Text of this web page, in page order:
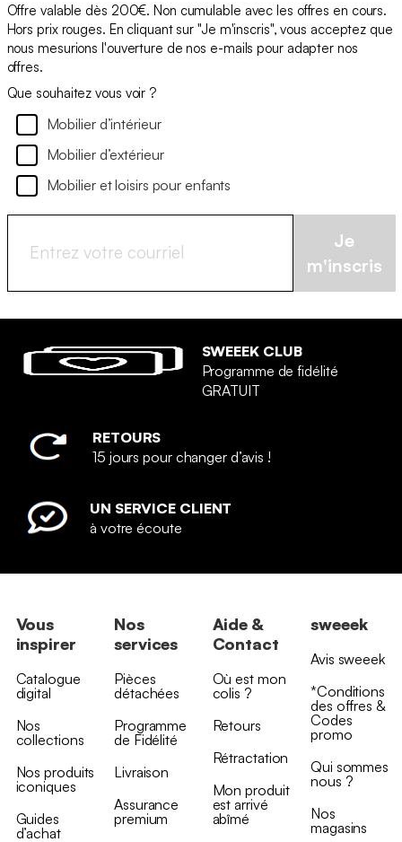
Offre valable dès 200€. Non cumulable avec les offres en cours.
Hors prix rouges. En cliquant sur "Je m'inscris", vous acceptez que
nous mesurions l'ouverture de nos e-mails pour adapter nos
offres.
Que souhaitez vous voir ?
Mobilier d’intérieur
Mobilier d’extérieur
Mobilier et loisirs pour enfants
Je
m'inscris
SWEEEK CLUB
Programme de fidélité
GRATUIT
RETOURS
15 jours pour changer d’avis !
UN SERVICE CLIENT
à votre écoute
Vous
inspirer
Catalogue
digital
Nos
collections
Nos produits
iconiques
Guides
d’achat
Nos
services
Pièces
détachées
Programme
de Fidélité
Livraison
Assurance
premium
Aide &
Contact
Où est mon
colis ?
Retours
Rétractation
Mon produit
est arrivé
abîmé
sweeek
Avis sweeek
*Conditions
des offres &
Codes
promo
Qui sommes
nous ?
Nos
magasins